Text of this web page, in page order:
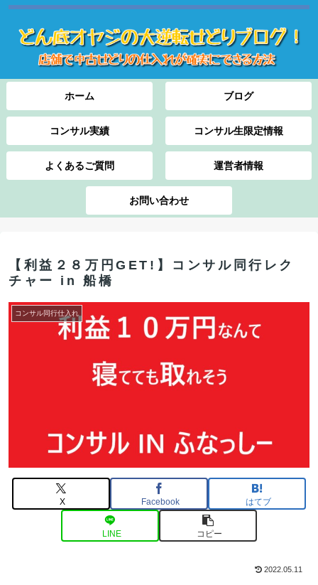
ホーム ブログ
コンサル実績 コンサル生限定情報
よくあるご質問 運営者情報
お問い合わせ
【利益２８万円GET!】コンサル同行レク
チャー in 船橋
コンサル同行仕入れ
X Facebook はてブ
LINE コピー
2022.05.11